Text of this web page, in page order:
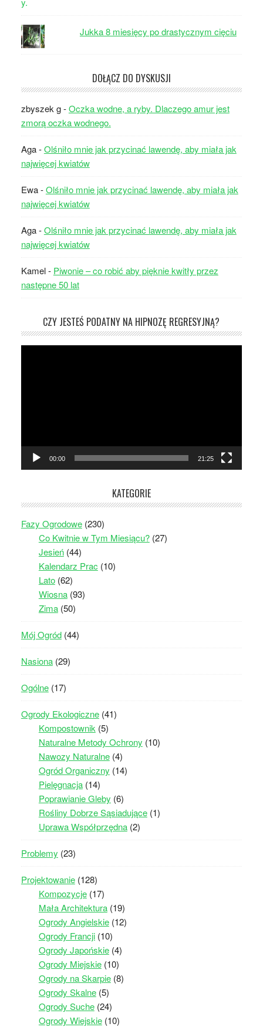
Jukka 8 miesięcy po drastycznym cięciu
DOŁĄCZ DO DYSKUSJI
zbyszek g-Oczka wodne, a ryby. Dlaczego amur jest
zmorą oczka wodnego.
Aga-Olśniło mnie jak przycinać lawendę, aby miała jak
najwięcej kwiatów
Ewa-Olśniło mnie jak przycinać lawendę, aby miała jak
najwięcej kwiatów
Aga-Olśniło mnie jak przycinać lawendę, aby miała jak
najwięcej kwiatów
Kamel- Piwonie – co robić aby pięknie kwitły przez
następne 50 lat
CZY JESTEŚ PODATNY NA HIPNOZĘ REGRESYJNĄ?
00:00 21:25
KATEGORIE
Fazy Ogrodowe(230)
Co Kwitnie w Tym Miesiącu?(27)
Jesień(44)
Kalendarz Prac (10)
Lato(62)
Wiosna(93)
Zima(50)
Mój Ogród(44)
Nasiona(29)
Ogólne(17)
Ogrody Ekologiczne(41)
Kompostownik (5)
Naturalne Metody Ochrony (10)
Nawozy Naturalne(4)
Ogród Organiczny (14)
Pielęgnacja(14)
Poprawianie Gleby (6)
Rośliny Dobrze Sąsiadujące(1)
Uprawa Współprzędna(2)
Problemy (23)
Projektowanie(128)
Kompozycje(17)
Mała Architektura(19)
Ogrody Angielskie(12)
Ogrody Francji(10)
Ogrody Japońskie(4)
Ogrody Miejskie(10)
Ogrody na Skarpie(8)
Ogrody Skalne(5)
Ogrody Suche(24)
Ogrody Wiejskie(10)